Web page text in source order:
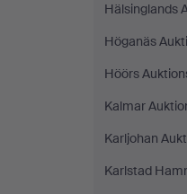
Hälsinglands
Höganäs
Höörs
Kalmar
Karljohan
Karlstad